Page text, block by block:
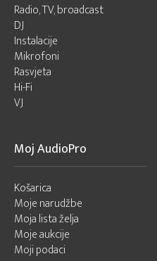
Radio, TV, broadcast
DJ
Instalacije
Mikrofoni
Rasvjeta
Hi-Fi
VJ
Moj AudioPro
Košarica
Moje narudžbe
Moja lista želja
Moje aukcije
Moji podaci